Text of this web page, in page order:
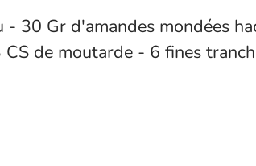
30 Gr d'amandes mondées
CS de moutarde - 6 fines